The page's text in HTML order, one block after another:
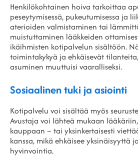
Henkilökohtainen hoiva tarkoittaa
peseytymisessä, pukeutumisessa ja
aterioiden valmistaminen tai
muistuttaminen lääkkeiden
ikäihmisten kotipalvelun sisältöön.
toimintakykyä ja ehkäisevät
asuminen muuttuisi vaaralliseksi.
Sosiaalinen tuki ja asiointi
Kotipalvelu voi sisältää myös
Avustaja voi lähteä mukaan
kauppaan – tai yksinkertaisesti
kanssa, mikä ehkäisee yksinäisyyttä
hyvinvointia.